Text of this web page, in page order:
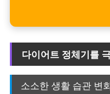
다이어트 정체기를
소소한 생활 습관 변